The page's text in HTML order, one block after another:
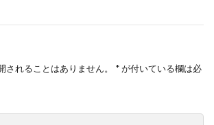
されることはありません。 *が付いている欄は必